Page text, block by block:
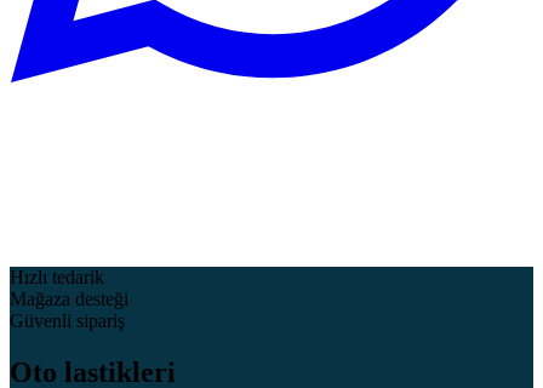
Hızlı tedarik
Mağaza desteği
Güvenli sipariş
Oto lastikleri